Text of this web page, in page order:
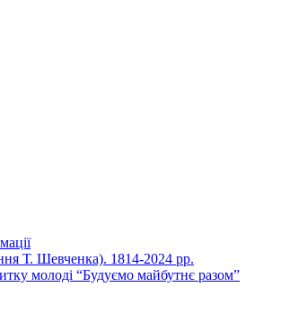
Т. Шевченка). 1814-2024 рр.
молоді “Будуємо майбутнє разом”